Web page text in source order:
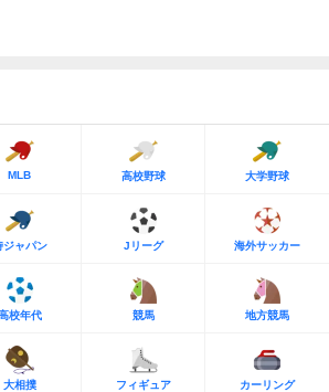
MLB 高校野球 大学野球
ジャパン Jリーグ 海外サッカー
校年代 競馬 地方競馬
大相撲 フィギュア カーリング